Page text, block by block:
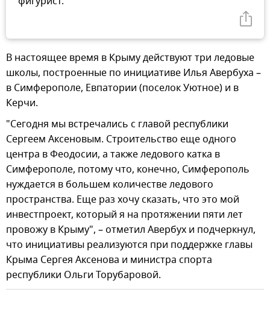
В настоящее время в Крыму действуют три ледовые
школы, построенные по инициативе Илья Авербуха –
в Симферополе, Евпатории (поселок Уютное) и в
Керчи.
"Сегодня мы встречались с главой республики
Сергеем Аксеновым. Строительство еще одного
центра в Феодосии, а также ледового катка в
Симферополе, потому что, конечно, Симферополь
нуждается в большем количестве ледового
пространства. Еще раз хочу сказать, что это мой
инвестпроект, который я на протяжении пяти лет
провожу в Крыму", – отметил Авербух и подчеркнул,
что инициативы реализуются при поддержке главы
Крыма Сергея Аксенова и министра спорта
республики Ольги Торубаровой.